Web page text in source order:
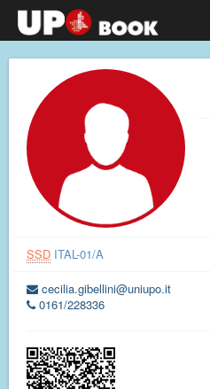
SSD ITAL-01/A
cecilia.gibellini@uniupo.it
0161/228336